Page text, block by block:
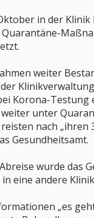
in der
weiter
Korona-
unter
nach „ihren
Gesundheitsamt.
wurde das
in eine andere
„es